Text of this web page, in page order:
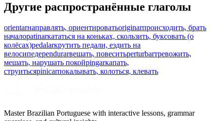
Другие распространённые глаголы
orientarнаправлять, ориентироватьoriginarпроисходить, брать
началоpatinarкататься на коньках, скользить, буксовать (о
колёсах)pedalarкрутить педали, ездить на
велосипедеpendurarвешать, повеситьperturbarтревожить,
мешать, нарушать покойpingarкапать,
струитьсяpinicarпокалывать, колоться, клевать
Master Brazilian Portuguese with interactive lessons, grammar